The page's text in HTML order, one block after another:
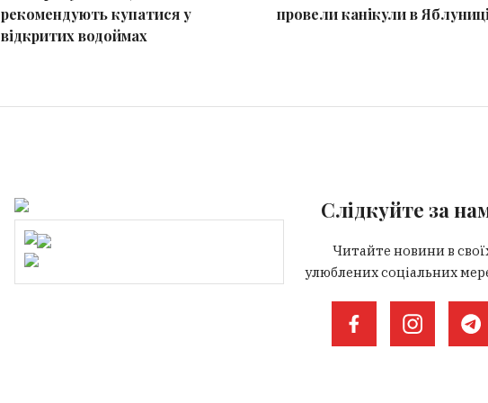
рекомендують купатися у
відкритих водоймах
провели канікули в Яблуниці
Слідкуйте за
Читайте новини в
улюблених соціальних